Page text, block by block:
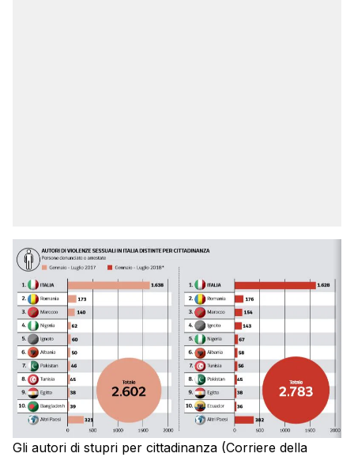
Gli autori di stupri per cittadinanza (Corriere della